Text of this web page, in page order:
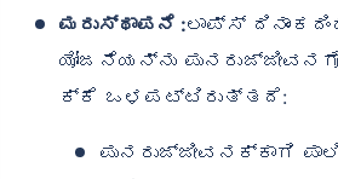
ಮರುಸ್ಥಾಪನೆ :ಲಾಪ್ಸ್
ಯೋಜನೆಯನ್ನು
ಕ್ಕೆ ಒಳಪಟ್ಟಿರುತ್ತದೆ:
ಪುನರುಜ್ಜೀವನಕ್ಕಾಗಿ